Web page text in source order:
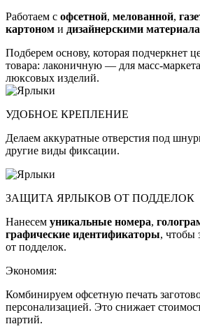
Работаем с офсетной, мелованной,
картоном и дизайнерскими
Подберем основу, которая подчеркнет
товара: лаконичную — для масс-
люксовых изделий.
УДОБНОЕ КРЕПЛЕНИЕ
Делаем аккуратные отверстия под
другие виды фиксации.
ЗАЩИТА ЯРЛЫКОВ ОТ ПОДДЕЛОК
Нанесем уникальные номера,
графические идентификаторы, чтобы
от подделок.
Экономия:
Комбинируем офсетную печать
персонализацией. Это снижает
партий.